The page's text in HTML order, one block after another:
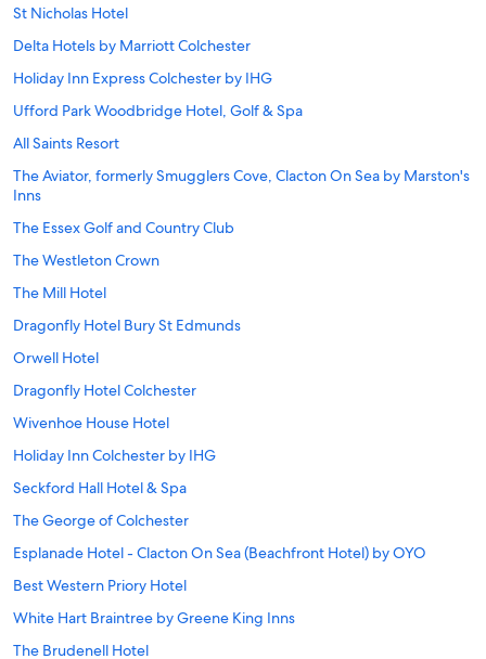
St Nicholas Hotel
Delta Hotels by Marriott Colchester
Holiday Inn Express Colchester by IHG
Ufford Park Woodbridge Hotel, Golf & Spa
All Saints Resort
The Aviator, formerly Smugglers Cove, Clacton On Sea by Marston's
Inns
The Essex Golf and Country Club
The Westleton Crown
The Mill Hotel
Dragonfly Hotel Bury St Edmunds
Orwell Hotel
Dragonfly Hotel Colchester
Wivenhoe House Hotel
Holiday Inn Colchester by IHG
Seckford Hall Hotel & Spa
The George of Colchester
Esplanade Hotel - Clacton On Sea (Beachfront Hotel) by OYO
Best Western Priory Hotel
White Hart Braintree by Greene King Inns
The Brudenell Hotel